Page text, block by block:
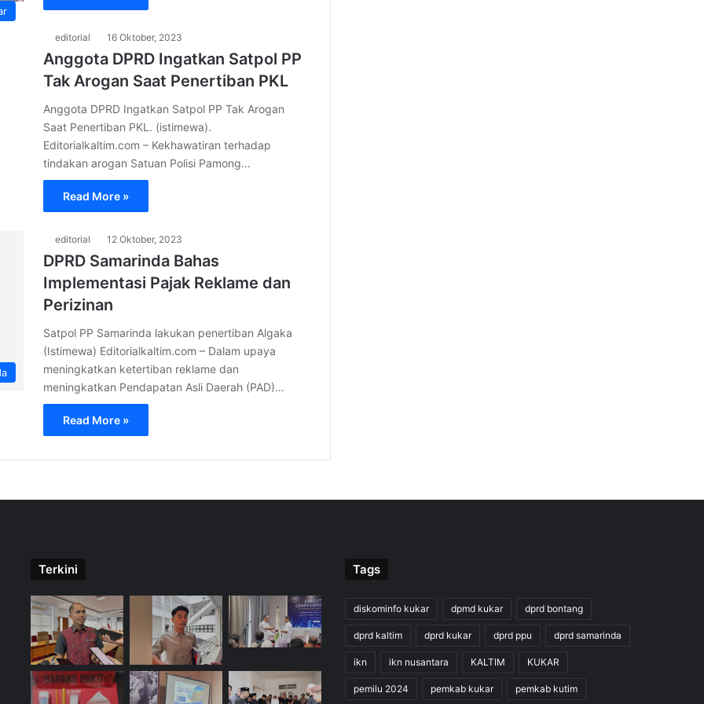
editorial 16 Oktober, 2023
Anggota DPRD Ingatkan Satpol PP
Tak Arogan Saat Penertiban PKL
Anggota DPRD Ingatkan Satpol PP Tak Arogan
Saat Penertiban PKL. (istimewa).
Editorialkaltim.com – Kekhawatiran terhadap
tindakan arogan Satuan Polisi Pamong…
Read More »
editorial 12 Oktober, 2023
DPRD Samarinda Bahas
Implementasi Pajak Reklame dan
Perizinan
Satpol PP Samarinda lakukan penertiban Algaka
(Istimewa) Editorialkaltim.com – Dalam upaya
meningkatkan ketertiban reklame dan
meningkatkan Pendapatan Asli Daerah (PAD)…
Read More »
Terkini Tags
diskominfo kukar dpmd kukar dprd bontang
dprd kaltim dprd kukar dprd ppu dprd samarinda
ikn ikn nusantara KALTIM KUKAR
pemilu 2024 pemkab kukar pemkab kutim